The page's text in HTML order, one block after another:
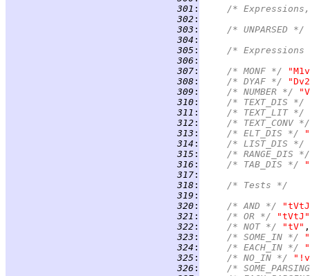
301 :
/*
302 :
303 :
/* UNPARSED */
304 :
305 :
/*
306 :
307 : /* MONF */
308 : /* DYAF */
309 : /* NUMBER */
310 :
/* TEXT_DIS */
311 :
/* TEXT_LIT */
312 :
/* TEXT_CONV
313 : /* ELT_DIS */
314 :
/* LIST_DIS */
315 :
/* RANGE_DIS
316 : /* TAB_DIS */
317 :
318 :
/* Tests */
319 :
320 : /* AND */
321 : /* OR */
"tVtJ"
322 : /* NOT */
"tV"
323 : /* SOME_IN */
324 : /* EACH_IN */
325 : /* NO_IN */
326 :
/*